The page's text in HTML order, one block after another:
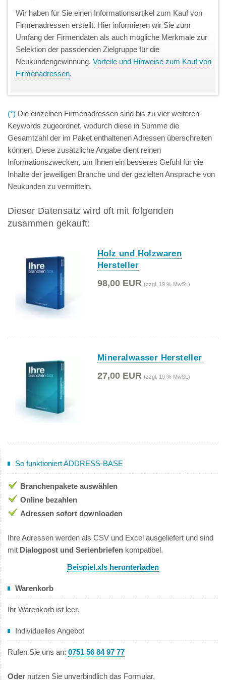
Wir haben für Sie einen Informationsartikel zum Kauf von
Firmenadressen erstellt. Hier informieren wir Sie zum
Umfang der Firmendaten als auch mögliche Merkmale zur
Selektion der passdenden Zielgruppe für die
Neukundengewinnung. Vorteile und Hinweise zum Kauf von
Firmenadressen.
(*) Die einzelnen Firmenadressen sind bis zu vier weiteren
Keywords zugeordnet, wodurch diese in Summe die
Gesamtzahl der im Paket enthaltenen Adressen überschreiten
können. Diese zusätzliche Angabe dient reinen
Informationszwecken, um Ihnen ein besseres Gefühl für die
Inhalte der jeweiligen Branche und der gezielten Ansprache von
Neukunden zu vermitteln.
Dieser Datensatz wird oft mit folgenden
zusammen gekauft:
Holz und Holzwaren
Hersteller
98,00 EUR (zzgl. 19 % MwSt.)
Mineralwasser Hersteller
27,00 EUR (zzgl. 19 % MwSt.)
So funktioniert ADDRESS-BASE
Branchenpakete auswählen
Online bezahlen
Adressen sofort downloaden
Ihre Adressen werden als CSV und Excel ausgeliefert und sind
mit Dialogpost und Serienbriefen kompatibel.
Beispiel.xls herunterladen
Warenkorb
Ihr Warenkorb ist leer.
Individuelles Angebot
Rufen Sie uns an: 0751 56 84 97 77
Oder nutzen Sie unverbindlich das Formular.